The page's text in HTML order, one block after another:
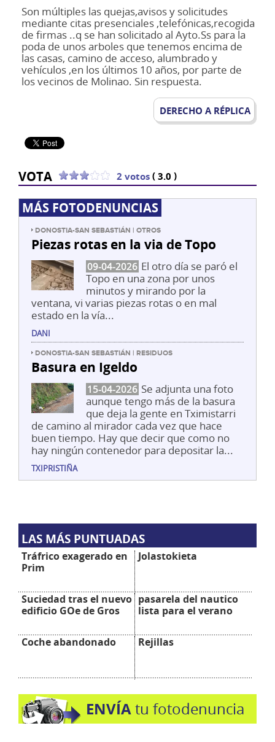
Son múltiples las quejas,avisos y solicitudes
mediante citas presenciales ,telefónicas,recogida
de firmas ..q se han solicitado al Ayto.Ss para la
poda de unos arboles que tenemos encima de
las casas, camino de acceso, alumbrado y
vehículos ,en los últimos 10 años, por parte de
los vecinos de Molinao. Sin respuesta.
DERECHO A RÉPLICA
VOTA 2 votos(3.0 )
MÁS FOTODENUNCIAS
DONOSTIA-SAN SEBASTIÁN | OTROS
Piezas rotas en la via de Topo
09-04-2026 El otro día se paró el
Topo en una zona por unos
minutos y mirando por la
ventana, vi varias piezas rotas o en mal
estado en la vía...
DANI
DONOSTIA-SAN SEBASTIÁN | RESIDUOS
Basura en Igeldo
15-04-2026 Se adjunta una foto
aunque tengo más de la basura
que deja la gente en Tximistarri
de camino al mirador cada vez que hace
buen tiempo. Hay que decir que como no
hay ningún contenedor para depositar la...
TXIPRISTIÑA
LAS MÁS PUNTUADAS
Tráfrico exagerado en
Prim
Jolastokieta
Suciedad tras el nuevo
edificio GOe de Gros
pasarela del nautico
lista para el verano
Coche abandonado Rejillas
ENVÍAtu fotodenuncia